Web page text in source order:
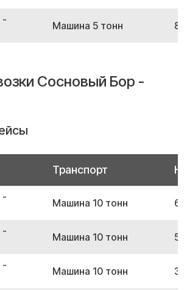
-
Машина 5 тонн
Сосновый Бор -
Транспорт
-
Машина 10 тонн
-
Машина 10 тонн
-
Машина 10 тонн